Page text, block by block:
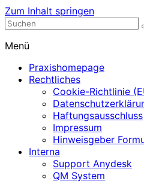
Zum Inhalt springen
Nephrologische Praxis mit
Menü
Praxishomepage
Rechtliches
Cookie-Richtlinie
Haftungsausschluss
Impressum
Hinweisgeber
Interna
Support Anydesk
QM System